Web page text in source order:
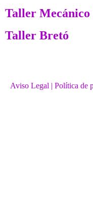
Taller
Taller Bretó
Aviso Legal | Política de